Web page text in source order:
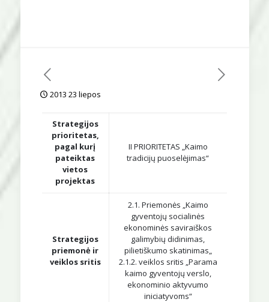
2013 23 liepos
Strategijos
prioritetas,
pagal kurį
pateiktas
vietos
projektas
II PRIORITETAS „Kaimo
tradicijų puoselėjimas“
Strategijos
priemonė ir
veiklos sritis
2.1. Priemonės „Kaimo
gyventojų socialinės
ekonominės saviraiškos
galimybių didinimas,
pilietiškumo skatinimas„
2.1.2. veiklos sritis „Parama
kaimo gyventojų verslo,
ekonominio aktyvumo
iniciatyvoms“